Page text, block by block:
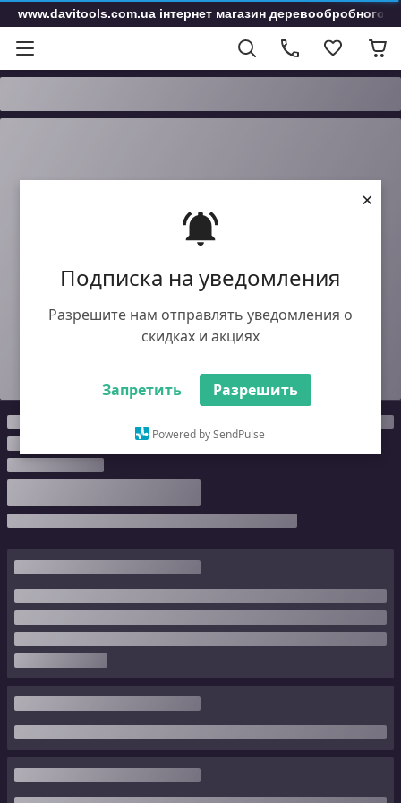
Подписка на уведомления
Разрешите нам отправлять уведомления о
скидках и акциях
Запретить Разрешить
Powered by SendPulse
×
www.davitools.com.ua інтернет магазин деревообробного